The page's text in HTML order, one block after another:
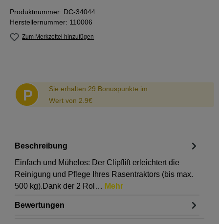
Produktnummer: DC-34044
Herstellernummer: 110006
Zum Merkzettel hinzufügen
P
Sie erhalten 29 Bonuspunkte im
Wert von 2.9€
Beschreibung
Einfach und Mühelos: Der Clipflift erleichtert die
Reinigung und Pflege Ihres Rasentraktors (bis max.
500 kg).Dank der 2 Rol… Mehr
Bewertungen